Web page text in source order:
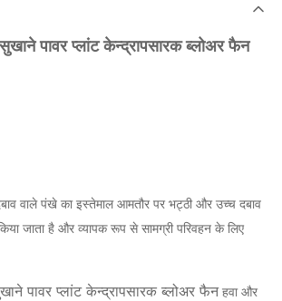
पावर प्लांट केन्द्रापसारक ब्लोअर फैन
वाले पंखे का इस्तेमाल आमतौर पर भट्ठी और उच्च दबाव
जाता है और व्यापक रूप से सामग्री परिवहन के लिए
पावर प्लांट केन्द्रापसारक ब्लोअर फैनहवा और